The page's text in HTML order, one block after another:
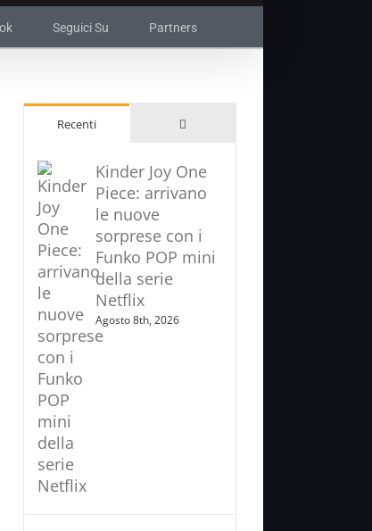
Seguici Su Partners
Recenti Commenti
Kinder Joy One
Piece: arrivano
le nuove
sorprese con i
Funko POP mini
della serie
Netflix
Agosto 8th, 2026